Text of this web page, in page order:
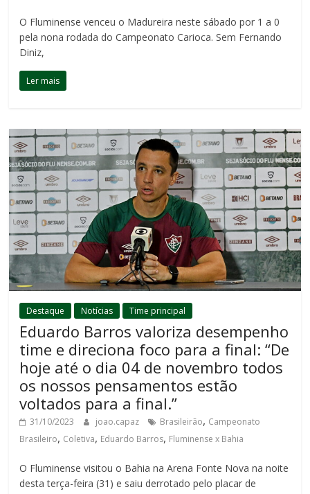
O Fluminense venceu o Madureira neste sábado por 1 a 0
pela nona rodada do Campeonato Carioca. Sem Fernando
Diniz,
Ler mais
Destaque Notícias Time principal
Eduardo Barros valoriza desempenho
time e direciona foco para a final: “De
hoje até o dia 04 de novembro todos
os nossos pensamentos estão
voltados para a final.”
31/10/2023 joao.capaz Brasileirão, Campeonato
Brasileiro, Coletiva, Eduardo Barros, Fluminense x Bahia
O Fluminense visitou o Bahia na Arena Fonte Nova na noite
desta terça-feira (31) e saiu derrotado pelo placar de